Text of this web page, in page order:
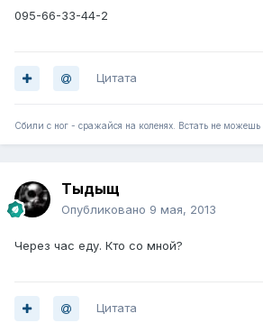
095-66-33-44-2
Цитата
Сбили с ног - сражайся на коленях. Встать не
Тыдыщ
Опубликовано 9 мая, 2013
Через час еду. Кто со мной?
Цитата